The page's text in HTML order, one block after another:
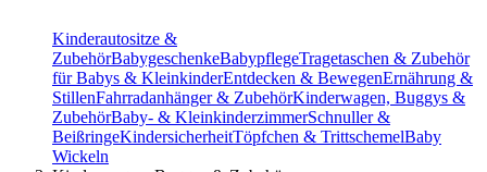
Kinderautositze &
ZubehörBabygeschenkeBabypflegeTragetaschen & Zubehör
für Babys & KleinkinderEntdecken & BewegenErnährung &
StillenFahrradanhänger & ZubehörKinderwagen, Buggys &
ZubehörBaby- & KleinkinderzimmerSchnuller &
BeißringeKindersicherheitTöpfchen & TrittschemelBaby
Wickeln